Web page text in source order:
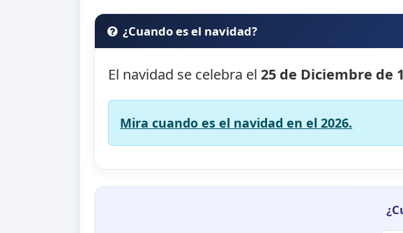
¿Cuando es el navidad?
El navidad se celebra el25 de Diciembre de
Mira cuando es el navidad en el 2026.